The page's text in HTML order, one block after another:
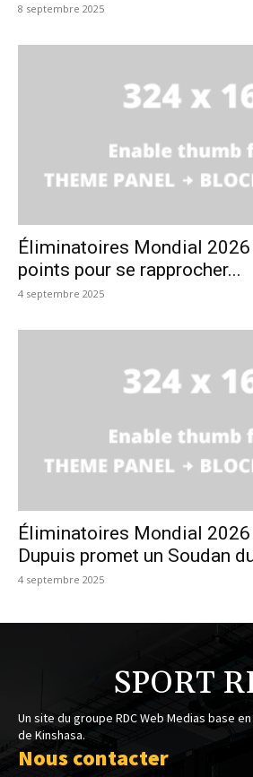
8 septembre 2025
Éliminatoires Mondial 2026
points pour se rapprocher...
4 septembre 2025
Éliminatoires Mondial
Dupuis promet un Soudan
4 septembre 2025
SPORT
Un site du groupe RDC Web Medias base
de Kinshasa.
Nous contacter